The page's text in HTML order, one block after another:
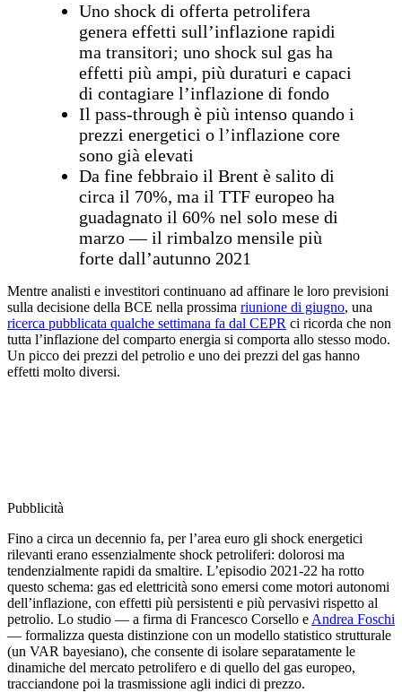
Uno shock di offerta petrolifera
genera effetti sull’inflazione rapidi
ma transitori; uno shock sul gas ha
effetti più ampi, più duraturi e capaci
di contagiare l’inflazione di fondo
Il pass-through è più intenso quando i
prezzi energetici o l’inflazione core
sono già elevati
Da fine febbraio il Brent è salito di
circa il 70%, ma il TTF europeo ha
guadagnato il 60% nel solo mese di
marzo — il rimbalzo mensile più
forte dall’autunno 2021
Mentre analisti e investitori continuano ad affinare le loro previsioni
sulla decisione della BCE nella prossima riunione di giugno, una
ricerca pubblicata qualche settimana fa dal CEPR ci ricorda che non
tutta l’inflazione del comparto energia si comporta allo stesso modo.
Un picco dei prezzi del petrolio e uno dei prezzi del gas hanno
effetti molto diversi.
Pubblicità
Fino a circa un decennio fa, per l’area euro gli shock energetici
rilevanti erano essenzialmente shock petroliferi: dolorosi ma
tendenzialmente rapidi da smaltire. L’episodio 2021-22 ha rotto
questo schema: gas ed elettricità sono emersi come motori autonomi
dell’inflazione, con effetti più persistenti e più pervasivi rispetto al
petrolio. Lo studio — a firma di Francesco Corsello e Andrea Foschi
— formalizza questa distinzione con un modello statistico strutturale
(un VAR bayesiano), che consente di isolare separatamente le
dinamiche del mercato petrolifero e di quello del gas europeo,
tracciandone poi la trasmissione agli indici di prezzo.